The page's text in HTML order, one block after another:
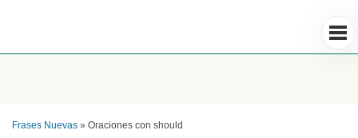
Frases Nuevas » Oraciones con should